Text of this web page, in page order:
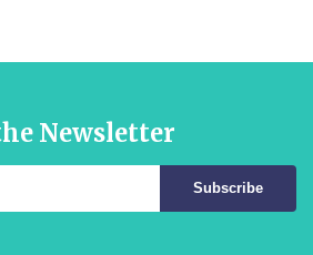
Newsletter
Subscribe